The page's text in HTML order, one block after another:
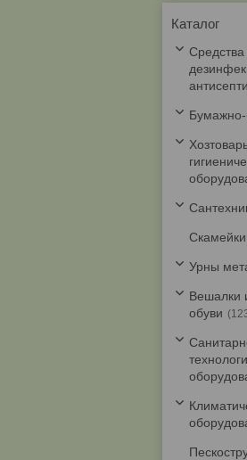
Каталог
Урны
Вешалки
обуви